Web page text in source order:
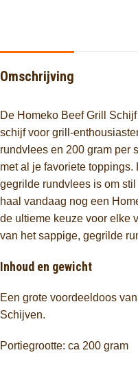
Omschrijving
De Homeko Beef Grill
schijf voor grill-
rundvlees en 200 gram per
met al je favoriete
gegrilde rundvlees is om
haal vandaag nog een
de ultieme keuze voor elke
van het sappige, gegrilde
Inhoud en gewicht
Een grote voordeeldoos
Schijven.
Portiegrootte: ca 200 gram